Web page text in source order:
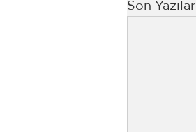
Son Yazılar